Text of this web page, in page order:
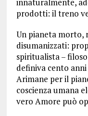
prodotti: il treno
Un pianeta morto,
disumanizzati:
spiritualista –
definiva cento
Arimane per il
coscienza umana
vero Amore può